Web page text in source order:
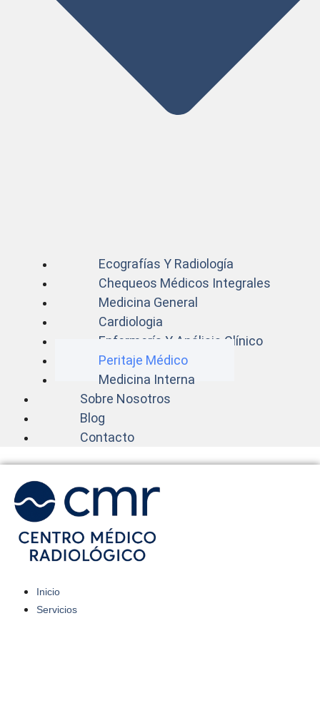
Ecografías Y Radiología
Chequeos Médicos Integrales
Medicina General
Cardiologia
Enfermería Y Análisis Clínico
Peritaje Médico
Medicina Interna
Sobre Nosotros
Blog
Contacto
Inicio
Servicios